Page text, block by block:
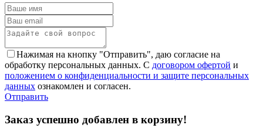
Нажимая на кнопку "Отправить", даю согласие на
обработку персональных данных. С договором офертой и
положением о конфиденциальности и защите персональных
данных ознакомлен и согласен.
Отправить
Заказ успешно добавлен в корзину!